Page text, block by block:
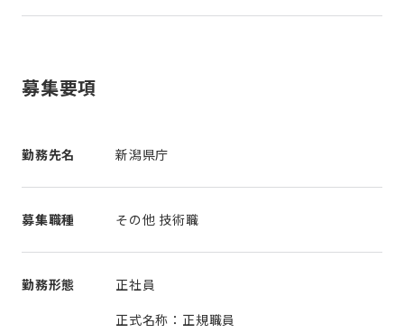
募集要項
勤務先名 新潟県庁
募集職種 その他 技術職
勤務形態
正社員
正式名称：正規職員